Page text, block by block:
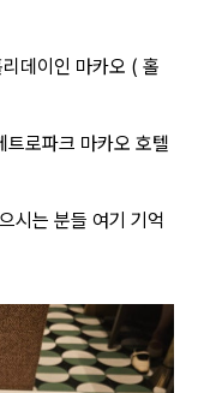
데이인 마카오 ( 홀
트로파크 마카오 호텔
시는 분들 여기 기억